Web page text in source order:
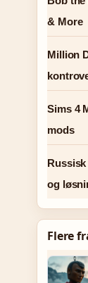
& More
Million
Sims 4
mods
og
Flere